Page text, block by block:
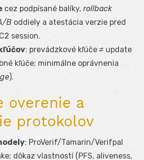
cez podpísané balíky, rollback
B oddiely a atestácia verzie pred
session.
: prevádzkové kľúče ≠ update
kľúče; minimálne oprávnenia
).
overenie a
protokolov
: ProVerif/Tamarin/Verifpal
dôkaz vlastností (PFS, aliveness,